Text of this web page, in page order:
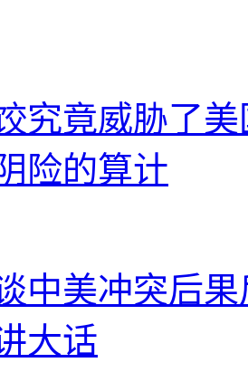
究竟威胁了
险的算计
中美冲突后
大话